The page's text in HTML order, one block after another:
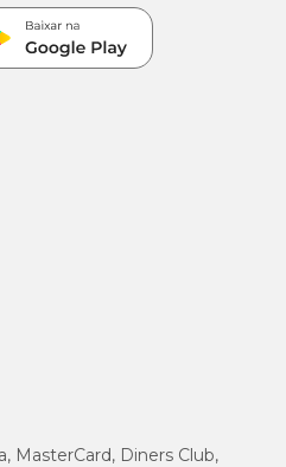
MasterCard, Diners Club,